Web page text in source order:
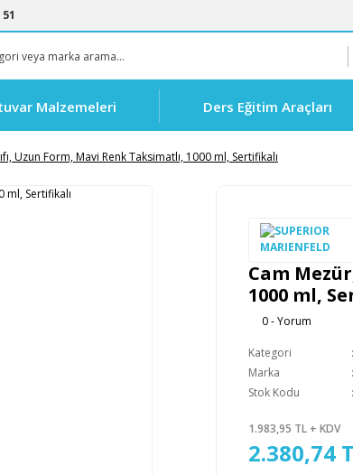
Malzemeleri Ders Eğitim Araçları
Uzun Form, Mavi Renk Taksimatlı, 1000 ml, Sertifikalı
Cam
1000 ml,
0 - Yorum
Kategori
Marka
Stok Kodu
1.983,95 TL + KDV
2.380,74